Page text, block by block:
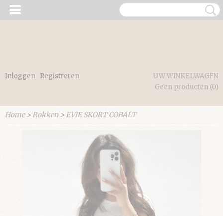
Inloggen Registreren
UW WINKELWAGEN
Geen producten (0)
Home> Rokken> EVIE SKORT COBALT